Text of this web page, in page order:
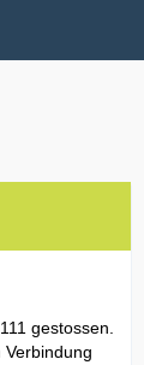
gestossen.